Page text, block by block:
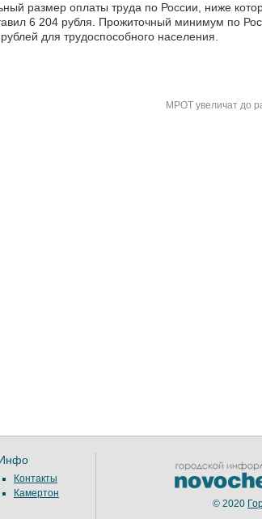
размер оплаты труда по России, ниже
6 204 рубля. Прожиточный минимум по
для трудоспособного населения.
МРОТ увеличат до
Контакты
Камертон
© 2020